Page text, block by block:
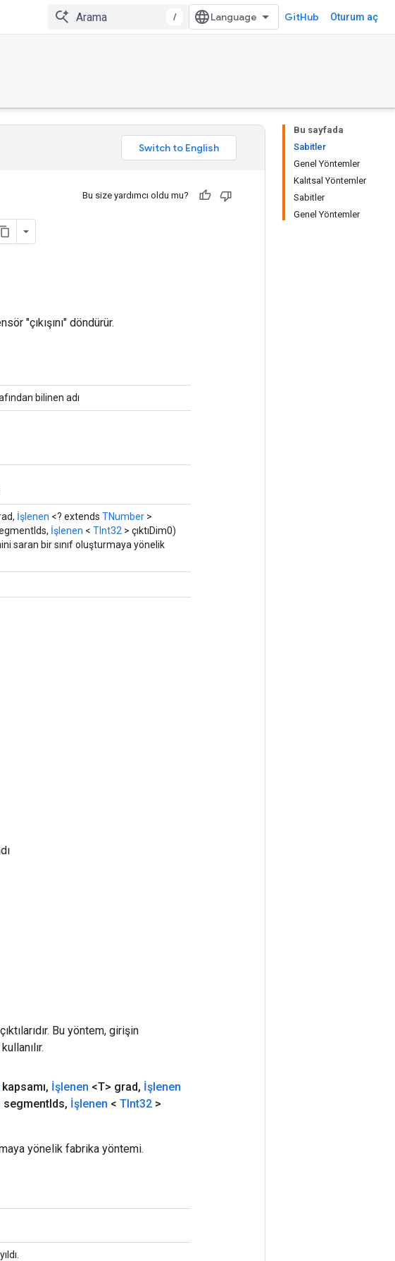
/ GitHub Oturum aç
Bu sayfada
Sabitler
Genel Yöntemler
Kalıtsal Yöntemler
Sabitler
Genel Yöntemler
Bu size yardımcı oldu mu?
"çıkışını" döndürür.
bilinen adı
İşlenen <? extends TNumber >
İşlenen < TInt32 > çıktıDim0)
saran bir sınıf oluşturmaya yönelik
Bu yöntem, girişin
kapsamı, İşlenen <T> grad, İşlenen
segmentIds, İşlenen < TInt32 >
yönelik fabrika yöntemi.